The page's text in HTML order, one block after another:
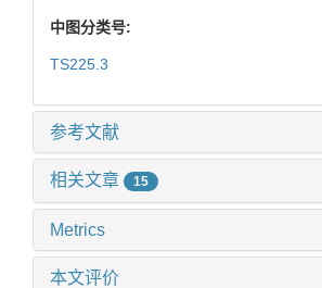
中图分类号:
TS225.3
参考文献
相关文章 15
Metrics
本文评价